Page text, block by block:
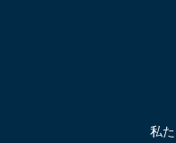
私